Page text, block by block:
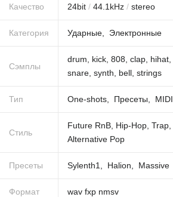
Качество 24bit / 44.1 kHz / stereo
Категория Ударные Электронные
Сэмплы
drum kick 808 clap hihat
snare synth bell strings
Тип One-shots Пресеты MIDI
Стиль
Future RnB Hip-Hop Trap
Alternative Pop
Пресеты Sylenth1 Halion Massive
Формат wav fxp nmsv